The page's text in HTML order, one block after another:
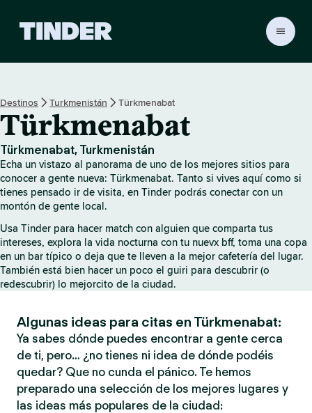
r
I
n
i
c
i
o
Destinos Turkmenistán Türkmenabat
Türkmenabat
Türkmenabat, Turkmenistán
Echa un vistazo al panorama de uno de los mejores sitios para
conocer a gente nueva: Türkmenabat. Tanto si vives aquí como si
tienes pensado ir de visita, en Tinder podrás conectar con un
montón de gente local.
Usa Tinder para hacer match con alguien que comparta tus
intereses, explora la vida nocturna con tu nuevx bff, toma una copa
en un bar típico o deja que te lleven a la mejor cafetería del lugar.
También está bien hacer un poco el guiri para descubrir (o
redescubrir) lo mejorcito de la ciudad.
Algunas ideas para citas en Türkmenabat:
Ya sabes dónde puedes encontrar a gente cerca
de ti, pero… ¿no tienes ni idea de dónde podéis
quedar? Que no cunda el pánico. Te hemos
preparado una selección de los mejores lugares y
las ideas más populares de la ciudad: